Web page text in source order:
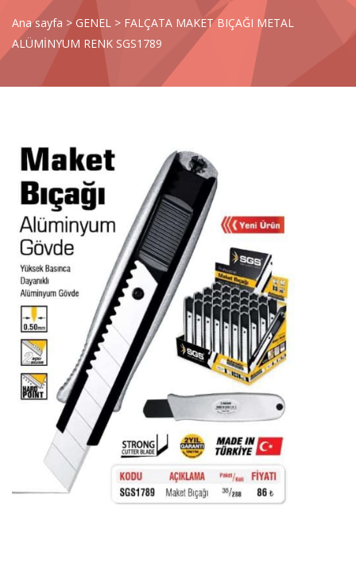
Ana sayfa > GENEL > FALÇATA MAKET BIÇAĞI METAL
ALÜMİNYUM RENK SGS1789